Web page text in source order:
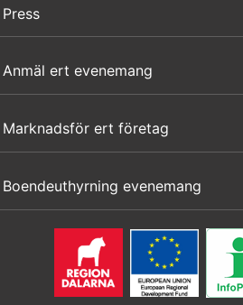
Press
Anmäl ert evenemang
Marknadsför ert företag
Boendeuthyrning evenemang